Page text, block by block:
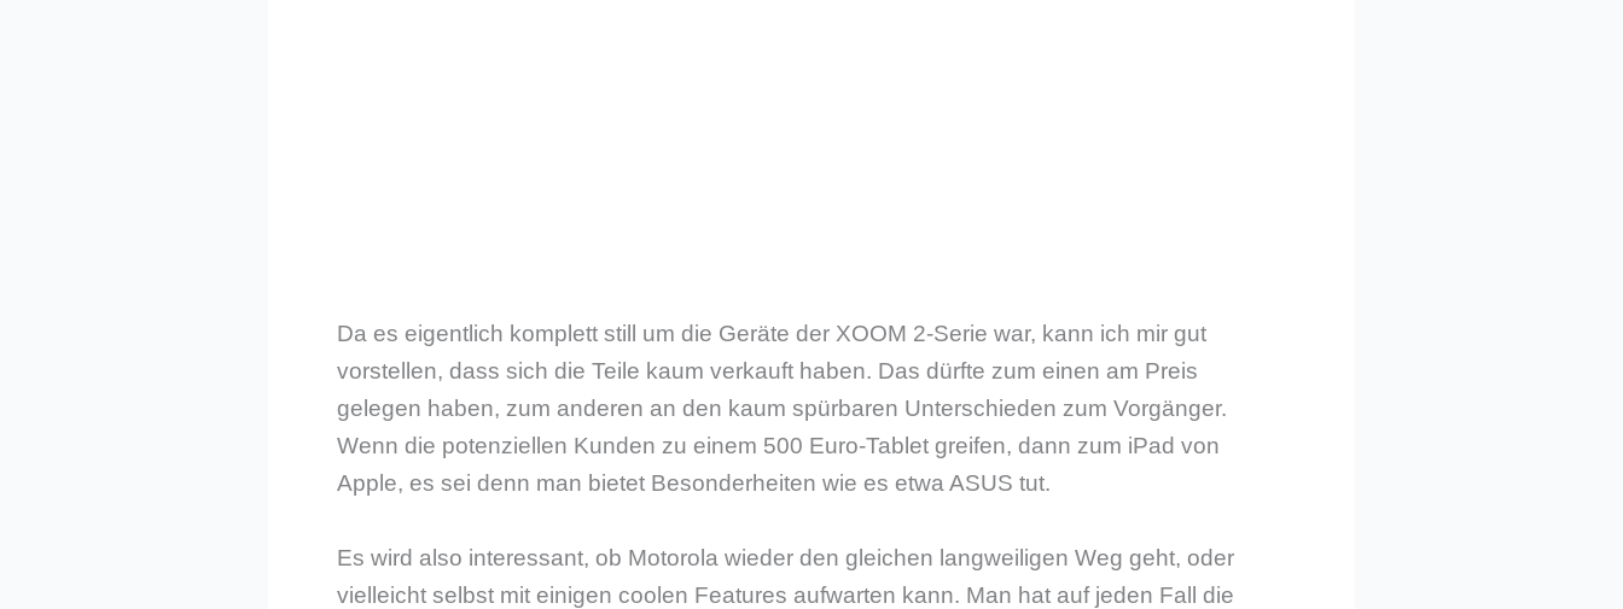
Da es eigentlich komplett still um die Geräte der XOOM 2-Serie war, kann ich mir gut
vorstellen, dass sich die Teile kaum verkauft haben. Das dürfte zum einen am Preis
gelegen haben, zum anderen an den kaum spürbaren Unterschieden zum Vorgänger.
Wenn die potenziellen Kunden zu einem 500 Euro-Tablet greifen, dann zum iPad von
Apple, es sei denn man bietet Besonderheiten wie es etwa ASUS tut.
Es wird also interessant, ob Motorola wieder den gleichen langweiligen Weg geht, oder
vielleicht selbst mit einigen coolen Features aufwarten kann. Man hat auf jeden Fall die